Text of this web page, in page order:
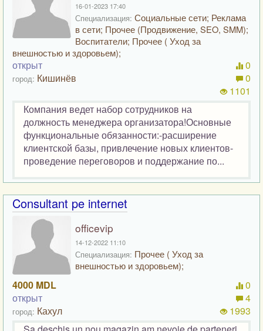
16-01-2023 17:40
Специализация: Социальные сети; Реклама
в сети; Прочее (Продвижение, SEO, SMM);
Воспитатели; Прочее ( Уход за
внешностью и здоровьем);
открыт
город: Кишинёв
0
0
1101
Компания ведет набор сотрудников на
должность менеджера организатора!Основные
функциональные обязанности:-расширение
клиентской базы, привлечение новых клиентов-
проведение переговоров и поддержание по...
Consultant pe internet
officevip
14-12-2022 11:10
Специализация: Прочее ( Уход за
внешностью и здоровьем);
4000 MDL
открыт
город: Кахул
0
4
1993